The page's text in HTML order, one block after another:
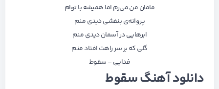
مامان من می‌رم اما همیشه با توام
پروانه‌ی‌ بنفشی ‌دیدی منم
ابرهایی در آسمان دیدی منم
گلی که بر سر راهت افتاد منم
فدایی – سقوط
دانلود آهنگ سقوط